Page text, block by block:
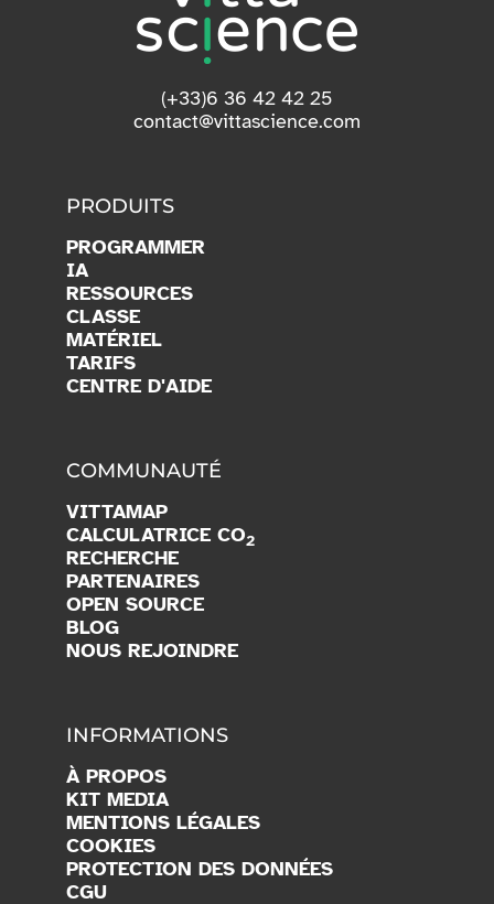
(+33)6 36 42 42 25
contact@vittascience.com
PRODUITS
PROGRAMMER
IA
RESSOURCES
CLASSE
MATÉRIEL
TARIFS
CENTRE D'AIDE
COMMUNAUTÉ
VITTAMAP
CALCULATRICE CO2
RECHERCHE
PARTENAIRES
OPEN SOURCE
BLOG
NOUS REJOINDRE
INFORMATIONS
À PROPOS
KIT MEDIA
MENTIONS LÉGALES
COOKIES
PROTECTION DES DONNÉES
CGU